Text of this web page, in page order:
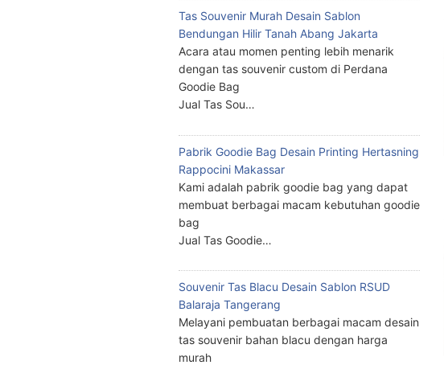
Tas Souvenir Murah Desain Sablon
Bendungan Hilir Tanah Abang Jakarta
Acara atau momen penting lebih menarik
dengan tas souvenir custom di Perdana
Goodie Bag
Jual Tas Sou…
Pabrik Goodie Bag Desain Printing Hertasning
Rappocini Makassar
Kami adalah pabrik goodie bag yang dapat
membuat berbagai macam kebutuhan goodie
bag
Jual Tas Goodie…
Souvenir Tas Blacu Desain Sablon RSUD
Balaraja Tangerang
Melayani pembuatan berbagai macam desain
tas souvenir bahan blacu dengan harga
murah